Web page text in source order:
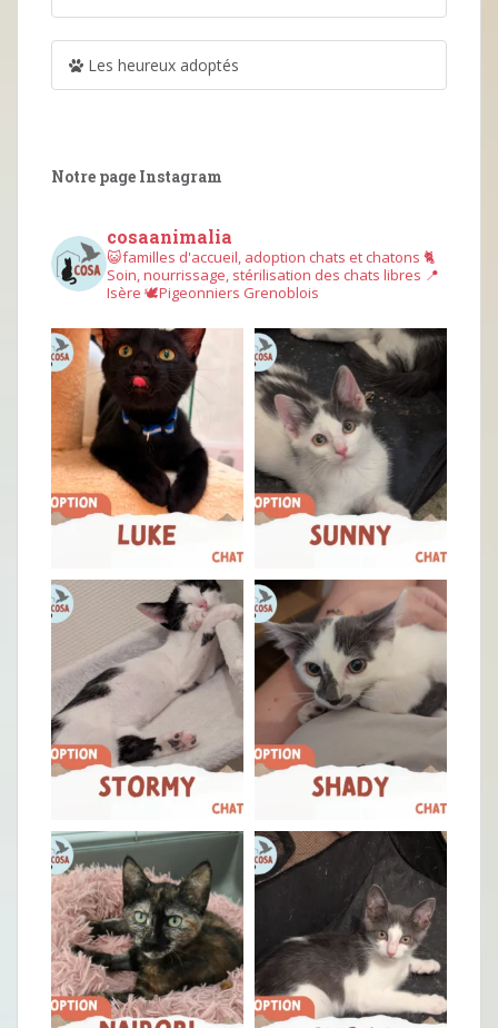
Les heureux adoptés
Notre page Instagram
cosaanimalia
😺familles d'accueil, adoption chats et chatons 🐈
Soin, nourrissage, stérilisation des chats libres 📍
Isère 🕊︎Pigeonniers Grenoblois